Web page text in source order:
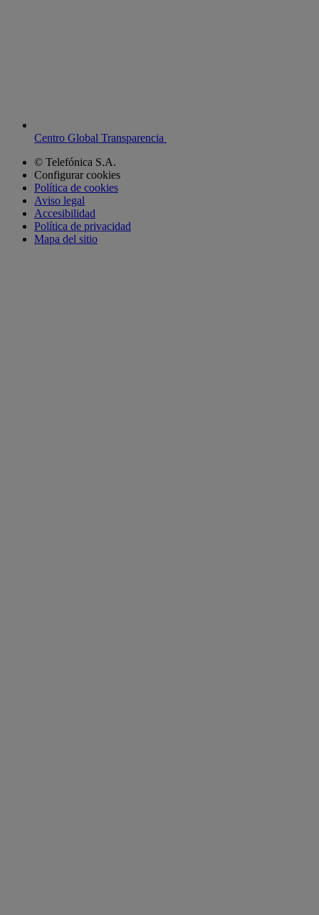
Centro Global Transparencia
© Telefónica S.A.
Configurar cookies
Política de cookies
Aviso legal
Accesibilidad
Política de privacidad
Mapa del sitio